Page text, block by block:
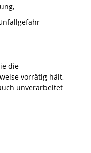
die
vorrätig hält,
unverarbeitet